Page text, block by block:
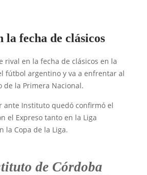
fecha de clásicos
rival en la fecha de clásicos en la
fútbol argentino y va a enfrentar al
de la Primera Nacional.
ante Instituto quedó confirmó el
el Expreso tanto en la Liga
la Copa de la Liga.
de Córdoba